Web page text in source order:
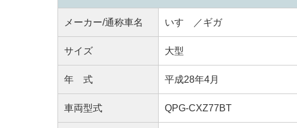
メーカー/通称車名 いすゞ／ギガ
サイズ 大型
年 式 平成28年4月
車両型式 QPG-CXZ77BT